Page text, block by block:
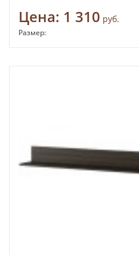
Цена: 1 310 руб.
Размер: